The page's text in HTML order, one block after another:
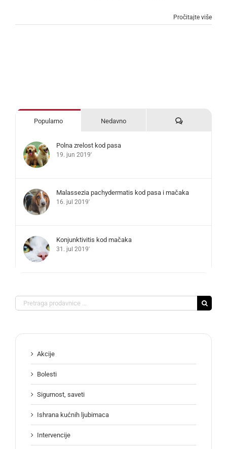
Pročitajte više
Popularno Nedavno Komentari
Polna zrelost kod pasa
19. jun 2019'
Malassezia pachydermatis kod pasa i mačaka
16. jul 2019'
Konjunktivitis kod mačaka
31. jul 2019'
Search
for:
Akcije
Bolesti
Sigurnost, saveti
Ishrana kućnih ljubimaca
Intervencije